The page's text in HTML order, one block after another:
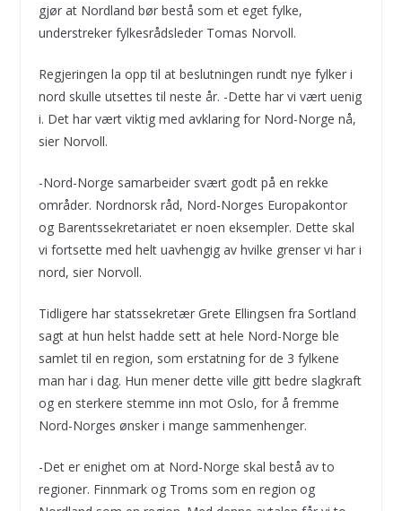
gjør at Nordland bør bestå som et eget fylke,
understreker fylkesrådsleder Tomas Norvoll.
Regjeringen la opp til at beslutningen rundt nye fylker i
nord skulle utsettes til neste år. -Dette har vi vært uenig
i. Det har vært viktig med avklaring for Nord-Norge nå,
sier Norvoll.
-Nord-Norge samarbeider svært godt på en rekke
områder. Nordnorsk råd, Nord-Norges Europakontor
og Barentssekretariatet er noen eksempler. Dette skal
vi fortsette med helt uavhengig av hvilke grenser vi har i
nord, sier Norvoll.
Tidligere har statssekretær Grete Ellingsen fra Sortland
sagt at hun helst hadde sett at hele Nord-Norge ble
samlet til en region, som erstatning for de 3 fylkene
man har i dag. Hun mener dette ville gitt bedre slagkraft
og en sterkere stemme inn mot Oslo, for å fremme
Nord-Norges ønsker i mange sammenhenger.
-Det er enighet om at Nord-Norge skal bestå av to
regioner. Finnmark og Troms som en region og